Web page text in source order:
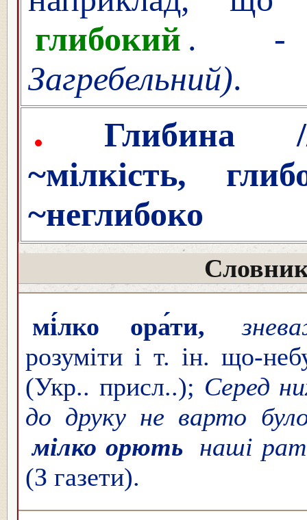
глибокий . -
Загребельний).
Глибина //
~мілкість,
~неглибоко
Словник
мі́лко ора́ти,
розуміти і т. ін. що-
(Укр.. присл..); Серед
до друку не варто
мілко орють наші
(З газети).